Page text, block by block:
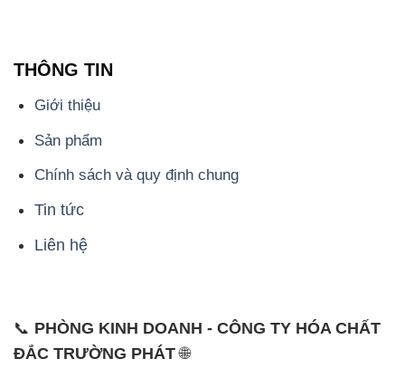
THÔNG TIN
Giới thiệu
Sản phẩm
Chính sách và quy định chung
Tin tức
Liên hệ
📞 PHÒNG KINH DOANH - CÔNG TY HÓA CHẤT
ĐẮC TRƯỜNG PHÁT🌐